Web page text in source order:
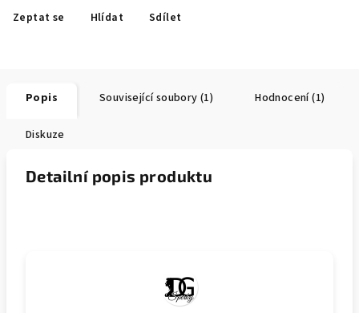
Zeptat se Hlídat Sdílet
Popis Související soubory (1) Hodnocení (1)
Diskuze
Detailní popis produktu